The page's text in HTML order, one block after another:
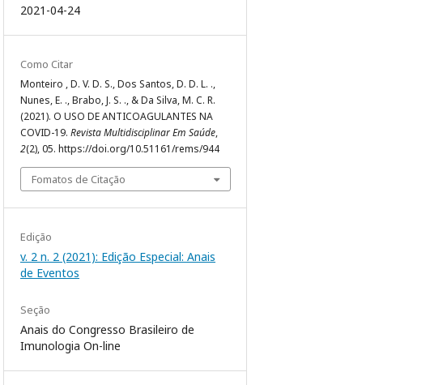
2021-04-24
Como Citar
Monteiro , D. V. D. S., Dos Santos, D. D. L. .,
Nunes, E. ., Brabo, J. S. ., & Da Silva, M. C. R.
(2021). O USO DE ANTICOAGULANTES NA
COVID-19. Revista Multidisciplinar Em Saúde,
2(2), 05. https://doi.org/10.51161/rems/944
Fomatos de Citação
Edição
v. 2 n. 2 (2021): Edição Especial: Anais
de Eventos
Seção
Anais do Congresso Brasileiro de
Imunologia On-line